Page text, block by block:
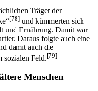
Träger der
[78] und kümmerten sich
und Ernährung. Damit war
Daraus folgte auch eine
damit auch die
sozialen Feld.[79]
Menschen